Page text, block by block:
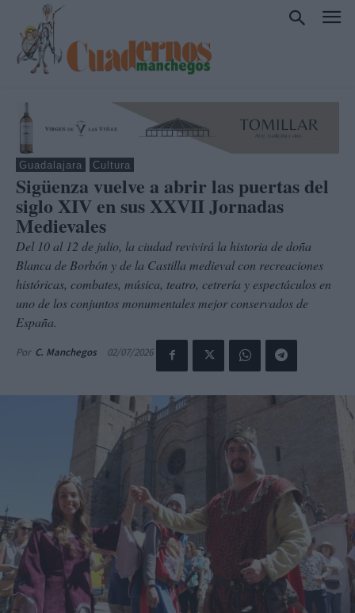
Guadalajara Cultura
Sigüenza vuelve a abrir las puertas del
siglo XIV en sus XXVII Jornadas
Medievales
Del 10 al 12 de julio, la ciudad revivirá la historia de doña
Blanca de Borbón y de la Castilla medieval con recreaciones
históricas, combates, música, teatro, cetrería y espectáculos en
uno de los conjuntos monumentales mejor conservados de
España.
Por C. Manchegos 02/07/2026